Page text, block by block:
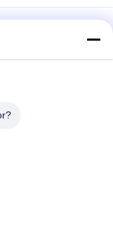
du moteur
4472410413